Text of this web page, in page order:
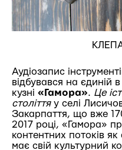
Аудіозапис
відбувався на єдиній
кузні «Гамора». Це
століттяу селі
Закарпаття, що вже
2017 році, «Гамора»
контентних потоків
має свій культурний